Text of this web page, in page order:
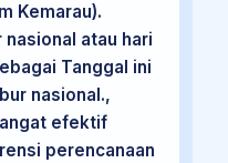
Kemarau).
atau hari
Tanggal ini
nasional.,
efektif
perencanaan